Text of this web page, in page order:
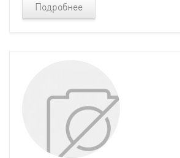
Подробнее